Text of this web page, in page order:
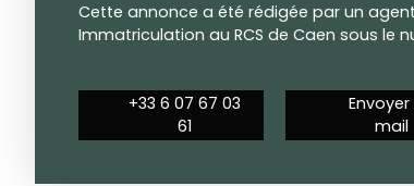
Cette annonce a été rédigée par un
Immatriculation au RCS de Caen sous le
+33 6 07 67 03
61
Envoyer
mail